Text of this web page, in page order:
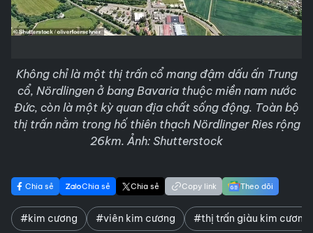
Không chỉ là một thị trấn cổ mang đậm dấu ấn Trung
cổ, Nördlingen ở bang Bavaria thuộc miền nam nước
Đức, còn là một kỳ quan địa chất sống động. Toàn bộ
thị trấn nằm trong hố thiên thạch Nördlinger Ries rộng
26km. Ảnh: Shutterstock
Chia sẻ Chia sẻ Chia sẻ Copy link Theo dõi
#kim cương #viên kim cương #thị trấn giàu kim cương